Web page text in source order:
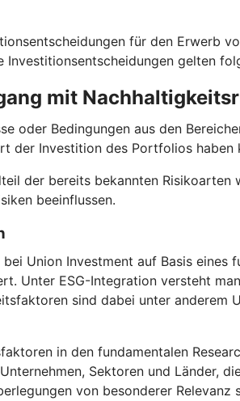
für den Erwerb
Investitionsentscheidungen gelten
mit
oder Bedingungen aus den
der Investition des Portfolios haben
der bereits bekannten
beeinflussen.
Union Investment auf Basis
Unter ESG-Integration versteht
sind dabei unter
in den fundamentalen
Sektoren und Länder,
von besonderer